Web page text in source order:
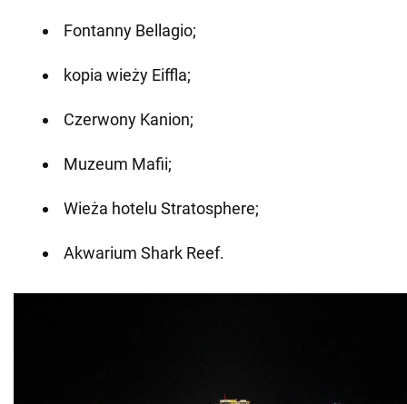
Fontanny Bellagio;
kopia wieży Eiffla;
Czerwony Kanion;
Muzeum Mafii;
Wieża hotelu Stratosphere;
Akwarium Shark Reef.